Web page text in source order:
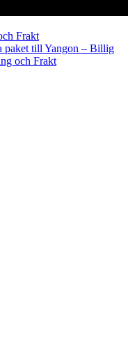
Frakt
paket till Yangon – Billig
och Frakt